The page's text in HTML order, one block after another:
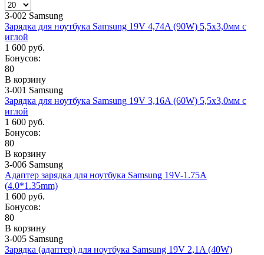
З-002 Samsung
Зарядка для ноутбука Samsung 19V 4,74A (90W) 5,5x3,0мм с
иглой
1 600 руб.
Бонусов:
80
В корзину
З-001 Samsung
Зарядка для ноутбука Samsung 19V 3,16A (60W) 5,5x3,0мм с
иглой
1 600 руб.
Бонусов:
80
В корзину
З-006 Samsung
Адаптер зарядка для ноутбука Samsung 19V-1.75A
(4.0*1.35mm)
1 600 руб.
Бонусов:
80
В корзину
З-005 Samsung
Зарядка (адаптер) для ноутбука Samsung 19V 2,1A (40W)